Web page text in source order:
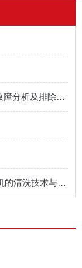
简直不能更全面，十几种洗瓶机的常见故障分析及排除方法
【2026技术百科】全自动玻璃器皿清洗机的清洗技术与流程